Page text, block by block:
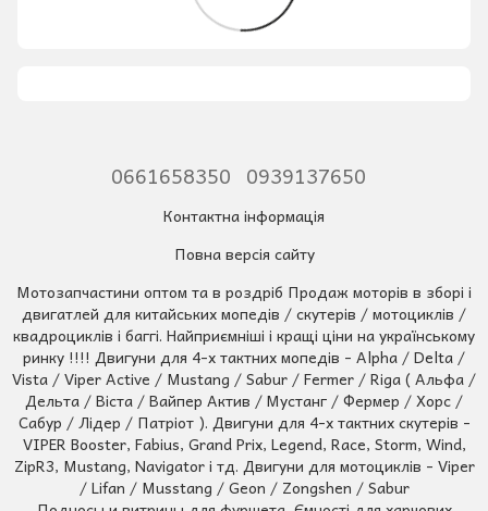
0661658350 0939137650
Контактна інформація
Повна версія сайту
Мотозапчастини оптом та в роздріб Продаж моторів в зборі і
двигатлей для китайських мопедів / скутерів / мотоциклів /
квадроциклів і баггі. Найприємніші і кращі ціни на українському
ринку !!!! Двигуни для 4-х тактних мопедів - Alpha / Delta /
Vista / Viper Active / Mustang / Sabur / Fermer / Riga ( Альфа /
Дельта / Віста / Вайпер Актив / Мустанг / Фермер / Хорс /
Сабур / Лідер / Патріот ). Двигуни для 4-х тактних скутерів -
VIPER Booster, Fabius, Grand Prix, Legend, Race, Storm, Wind,
ZipR3, Mustang, Navigator і тд. Двигуни для мотоциклів - Viper
/ Lifan / Musstang / Geon / Zongshen / Sabur